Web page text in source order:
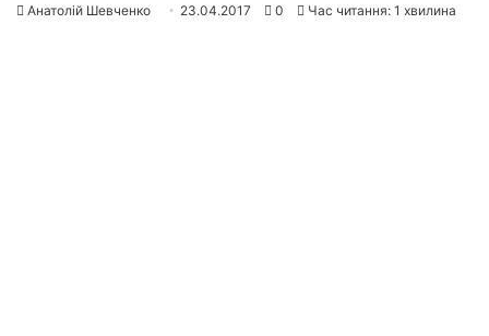
Анатолій Шевченко 23.04.2017 0 Час читання: 1 хвилина